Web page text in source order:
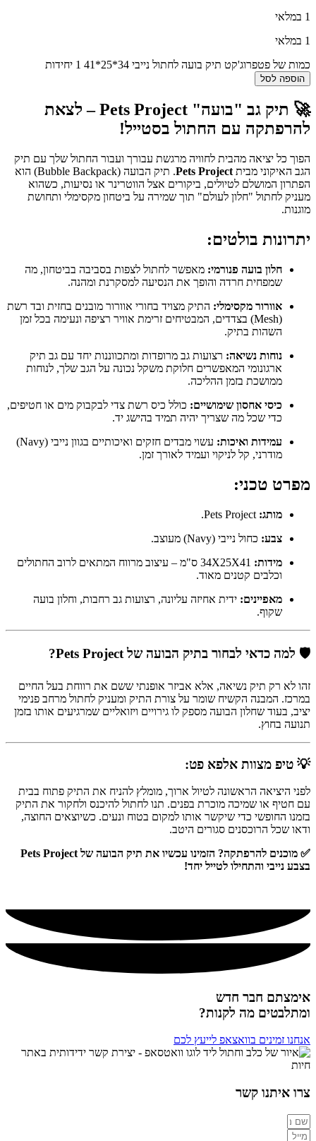
1 במלאי
1 במלאי
כמות של פטפרוג'קט תיק בועה לחתול נייבי 34*25*41 1 יחידות
הוספה לסל
🚀 תיק גב "בועה" Pets Project – לצאת
להרפתקה עם החתול בסטייל!
הפוך כל יציאה מהבית לחוויה מרגשת עבורך ועבור החתול שלך עם תיק
הגב האיקוני מבית Pets Project
. תיק הבועה (Bubble Backpack) הוא
הפתרון המושלם לטיולים, ביקורים אצל הווטרינר או נסיעות, כשהוא
מעניק לחתול "חלון לעולם" תוך שמירה על ביטחון מקסימלי ותחושת
מוגנות.
יתרונות בולטים:
חלון בועה פנורמי: מאפשר לחתול לצפות בסביבה בביטחון, מה
שמפחית חרדה והופך את הנסיעה למסקרנת ומהנה.
אוורור מקסימלי: התיק מצויד בחורי אוורור מובנים בחזית ובד רשת
(Mesh) בצדדים, המבטיחים זרימת אוויר רציפה ונעימה בכל זמן
השהות בתיק.
נוחות נשיאה: רצועות גב מרופדות ומתכווננות יחד עם גב תיק
ארגונומי המאפשרים חלוקת משקל נכונה על הגב שלך, לנוחות
ממושכת בזמן ההליכה.
כיסי אחסון שימושיים: כולל כיס רשת צדי לבקבוק מים או חטיפים,
כדי שכל מה שצריך יהיה תמיד בהישג יד.
עמידות ואיכות:
עשוי מבדים חזקים ואיכותיים בגוון נייבי (Navy)
מודרני, קל לניקוי ועמיד לאורך זמן.
מפרט טכני:
מותג:
צבע: כחול נייבי (Navy) מעוצב.
מידות:
34X25X41 ס"מ – עיצוב מרווח המתאים לרוב החתולים
וכלבים קטנים מאוד.
מאפיינים: ידית אחיזה עליונה, רצועות גב רחבות, וחלון בועה
שקוף.
🛡️ למה כדאי לבחור בתיק הבועה של Pets Project?
זהו לא רק תיק נשיאה, אלא אביזר אופנתי ששם את רווחת בעל החיים
במרכז. המבנה הקשיח שומר על צורת התיק ומעניק לחתול מרחב פנימי
יציב, בעוד שחלון הבועה מספק לו גירויים ויזואליים שמרגיעים אותו בזמן
תנועה בחוץ.
💡 טיפ מצוות אלפא פט:
לפני היציאה הראשונה לטיול ארוך, מומלץ להניח את התיק פתוח בבית
עם חטיף או שמיכה מוכרת בפנים. תנו לחתול להיכנס ולחקור את התיק
בזמנו החופשי כדי שיקשר אותו למקום בטוח ונעים. כשיוצאים החוצה,
ודאו שכל הרוכסנים סגורים היטב.
✅ מוכנים להרפתקה? הזמינו עכשיו את תיק הבועה של Pets Project
בצבע נייבי והתחילו לטייל יחד!
אימצתם חבר חדש
ומתלבטים מה לקנות?
אנחנו זמינים בוואצאפ לייעץ לכם
צרו איתנו קשר